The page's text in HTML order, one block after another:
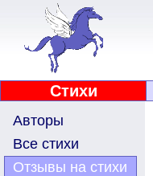
Стихи
Авторы
Все стихи
Отзывы на стихи